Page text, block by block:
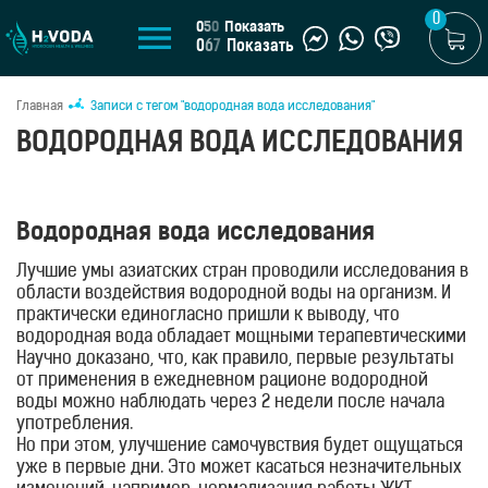
Генераторы
водородной
воды
Портативные
генераторы
Стационарные
генераторы
Водородные
кувшины
Водородные
050 Показать
067 Показать
0
Главная Записи с тегом "водородная вода исследования"
ВОДОРОДНАЯ ВОДА ИССЛЕДОВАНИЯ
Водородная вода исследования
Лучшие умы азиатских стран проводили исследования в
области воздействия водородной воды на организм. И
практически единогласно пришли к выводу, что
водородная вода обладает мощными терапевтическими
свойствами, так как является природным
антиоксидантом, способным побороть 80% свободных
радикалов в организме. А они, в свою очередь, являются
причиной огромного перечня заболеваний.
Научно доказано, что, как правило, первые результаты
от применения в ежедневном рационе водородной
воды можно наблюдать через 2 недели после начала
употребления.
Но при этом, улучшение самочувствия будет ощущаться
уже в первые дни. Это может касаться незначительных